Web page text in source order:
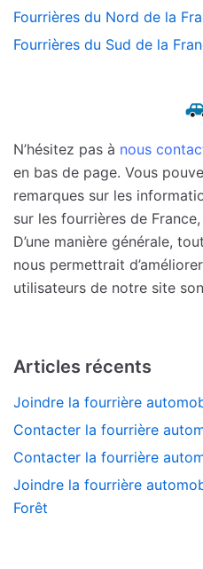
Fourrières du Nord de la
Fourrières du Sud de la
N’hésitez pas à nous
en bas de page. Vous
remarques sur les
sur les fourrières de
D’une manière générale,
nous permettrait
utilisateurs de notre site
Articles récents
Joindre la fourrière
Contacter la fourrière
Contacter la fourrière
Joindre la fourrière
Forêt